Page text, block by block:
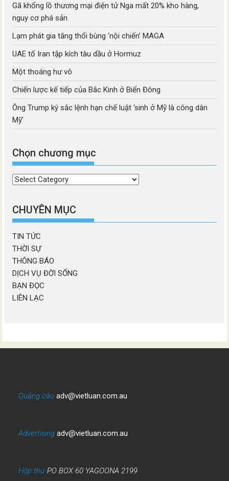
Gã khổng lồ thương mại điện tử Nga mất 20% kho hàng,
nguy cơ phá sản
Lạm phát gia tăng thổi bùng ‘nội chiến’ MAGA
UAE tố Iran tập kích tàu dầu ở Hormuz
Một thoáng hư vô
Chiến lược kế tiếp của Bắc Kinh ở Biển Đông
Ông Trump ký sắc lệnh hạn chế luật ‘sinh ở Mỹ là công dân
Mỹ’
Chọn chương mục
Chọn
mục
CHUYÊN MỤC
TIN TỨC
THỜI SỰ
THÔNG BÁO
DỊCH VỤ ĐỜI SỐNG
BẠN ĐỌC
LIÊN LẠC
Quảng cáo adv@vietluan.com.au
Advertising adv@vietluan.com.au
Hộp thưPO BOX 60 YAGOONA 2199